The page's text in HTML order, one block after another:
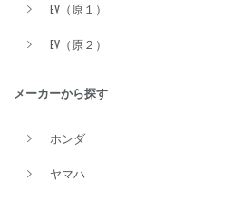
EV（原１）
EV（原２）
メーカーから探す
ホンダ
ヤマハ